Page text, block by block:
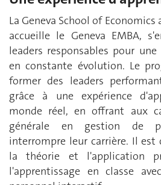
La Geneva School of
accueille le Geneva EMBA,
leaders responsables pour
en constante évolution. Le
former des leaders
grâce à une expérience
monde réel, en offrant aux
générale en gestion de
interrompre leur carrière. Il est
la théorie et l'application
l'apprentissage en classe